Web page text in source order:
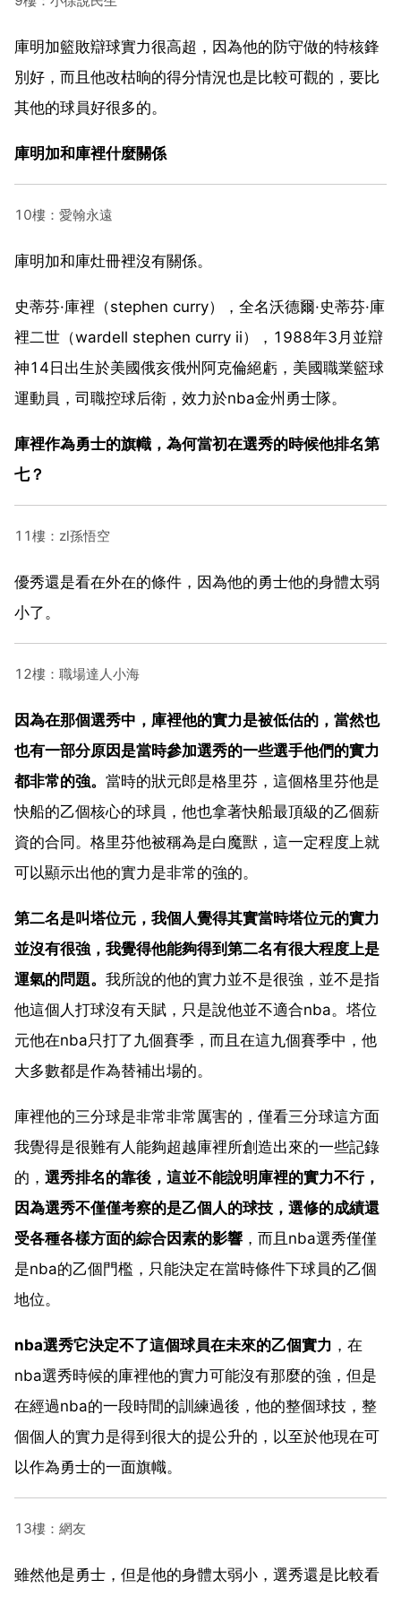
庫明加籃敗辯球實力很高超，因為他的防守做的特核鋒
別好，而且他改枯晌的得分情況也是比較可觀的，要比
其他的球員好很多的。
庫明加和庫裡什麼關係
10樓：愛翰永遠
庫明加和庫灶冊裡沒有關係。
史蒂芬·庫裡（stephen curry），全名沃德爾·史蒂芬·庫
裡二世（wardell stephen curry ii），1988年3月並辯
神14日出生於美國俄亥俄州阿克倫絕虧，美國職業籃球
運動員，司職控球后衛，效力於nba金州勇士隊。
庫裡作為勇士的旗幟，為何當初在選秀的時候他排名第
七？
11樓：zl孫悟空
優秀還是看在外在的條件，因為他的勇士他的身體太弱
小了。
12樓：職場達人小海
因為在那個選秀中，庫裡他的實力是被低估的，當然也
也有一部分原因是當時參加選秀的一些選手他們的實力
都非常的強。 當時的狀元郎是格里芬，這個格里芬他是
快船的乙個核心的球員，他也拿著快船最頂級的乙個薪
資的合同。格里芬他被稱為是白魔獸，這一定程度上就
可以顯示出他的實力是非常的強的。
第二名是叫塔位元，我個人覺得其實當時塔位元的實力
並沒有很強，我覺得他能夠得到第二名有很大程度上是
運氣的問題。 我所說的他的實力並不是很強，並不是指
他這個人打球沒有天賦，只是說他並不適合nba。塔位
元他在nba只打了九個賽季，而且在這九個賽季中，他
大多數都是作為替補出場的。
庫裡他的三分球是非常非常厲害的，僅看三分球這方面
我覺得是很難有人能夠超越庫裡所創造出來的一些記錄
的， 選秀排名的靠後，這並不能說明庫裡的實力不行，
因為選秀不僅僅考察的是乙個人的球技，選修的成績還
受各種各樣方面的綜合因素的影響 ，而且nba選秀僅僅
是nba的乙個門檻，只能決定在當時條件下球員的乙個
地位。
nba選秀它決定不了這個球員在未來的乙個實力 ，在
nba選秀時候的庫裡他的實力可能沒有那麼的強，但是
在經過nba的一段時間的訓練過後，他的整個球技，整
個個人的實力是得到很大的提公升的，以至於他現在可
以作為勇士的一面旗幟。
13樓：網友
雖然他是勇士，但是他的身體太弱小，選秀還是比較看